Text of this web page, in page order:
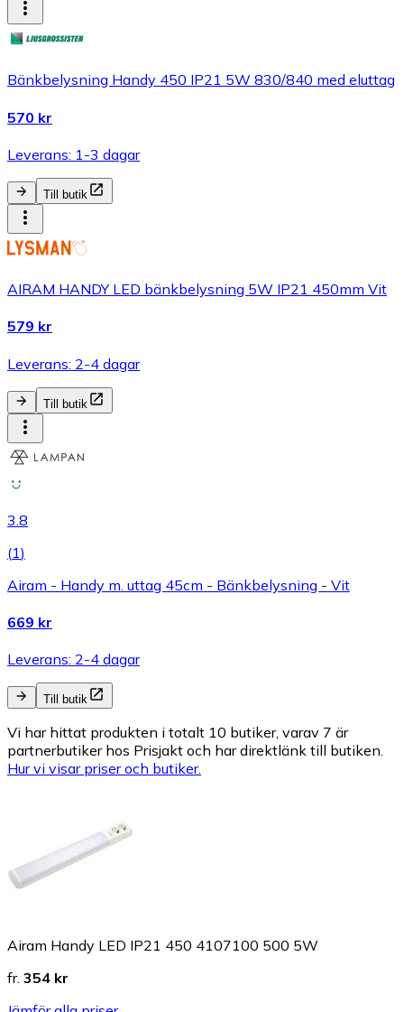
Bänkbelysning Handy 450 IP21 5W 830/840 med eluttag
570 kr
Leverans: 1-3 dagar
Till butik
AIRAM HANDY LED bänkbelysning 5W IP21 450mm Vit
579 kr
Leverans: 2-4 dagar
Till butik
3.8
(1)
Airam - Handy m. uttag 45cm - Bänkbelysning - Vit
669 kr
Leverans: 2-4 dagar
Till butik
Vi har hittat produkten i totalt 10 butiker, varav 7 är
partnerbutiker hos Prisjakt och har direktlänk till butiken.
Hur vi visar priser och butiker.
Airam Handy LED IP21 450 4107100 500 5W
fr. 354 kr